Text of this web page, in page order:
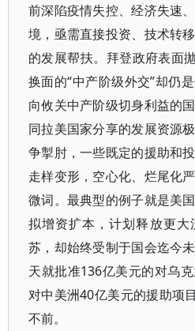
前深陷疫情失控、经济失速
境，亟需直接投资、技术转
的发展帮扶。拜登政府表面
换面的“中产阶级外交”却仍
向攸关中产阶级切身利益的
同拉美国家分享的发展资源
争掣肘，一些既定的援助和
走样变形，空心化、烂尾化
微词。最典型的例子就是美
拟增资扩本，计划释放更大
苏，却始终受制于国会迄今
天就批准136亿美元的对乌
对中美洲40亿美元的援助项
不前。